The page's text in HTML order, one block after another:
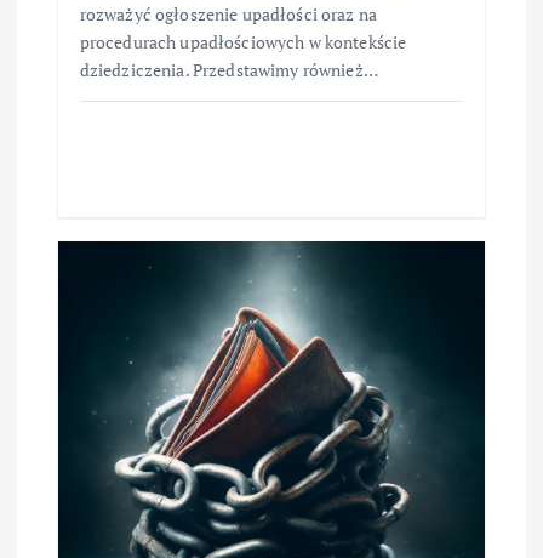
rozważyć ogłoszenie upadłości oraz na
procedurach upadłościowych w kontekście
dziedziczenia. Przedstawimy również…